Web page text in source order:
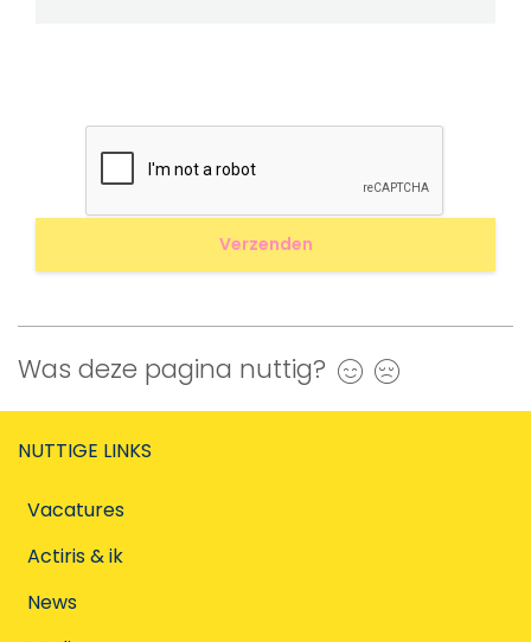
Was deze pagina nuttig? Ja
NUTTIGE LINKS
Vacatures
Actiris & ik
News